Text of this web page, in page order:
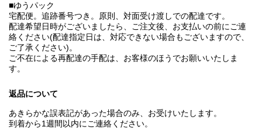
■ゆうパック
宅配便。追跡番号つき。原則、対面受け渡しでの配達です。
配達希望日時がございましたら、ご注文後、お支払いの前にご連
絡ください(配達指定日は、対応できない場合もございますので、
ご了承ください)。
ご不在による再配達の手配は、お客様のほうでお願いいたしま
す。
返品について
あきらかな誤表記があった場合のみ、お受けいたします。
到着から1週間以内にご連絡ください。